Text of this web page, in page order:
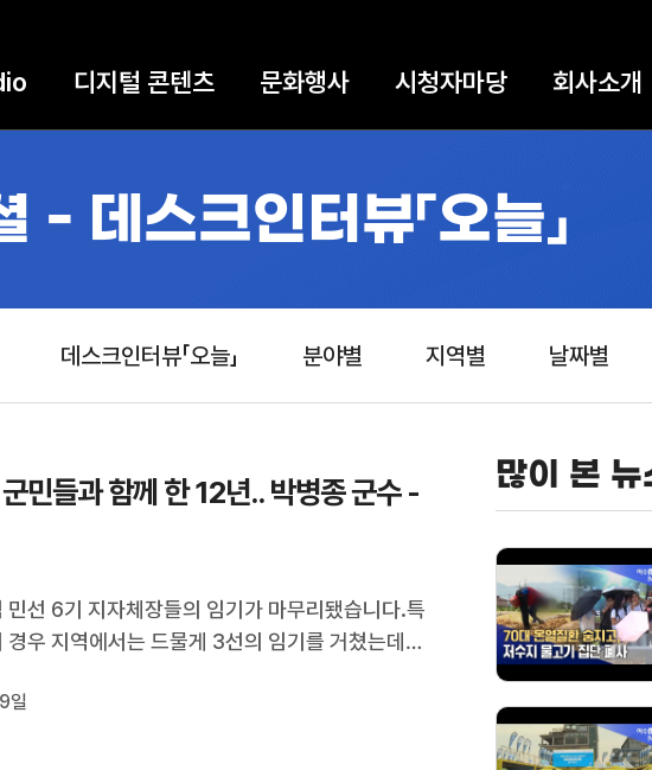
디지털 콘텐츠 문화행사 시청자마당 회사소개
- 데스크인터뷰「오늘」
데스크인터뷰「오늘」 분야별 지역별 날짜별
들과 함께 한 12년.. 박병종 군수 -
민선 6기 지자체장들의 임기가 마무리됐습니다.특
우 지역에서는 드물게 3선의 임기를 거쳤는데요.
종수 기자입니다.◀ＶＣＲ▶군수님, 안녕하십니
일
많이 본 뉴